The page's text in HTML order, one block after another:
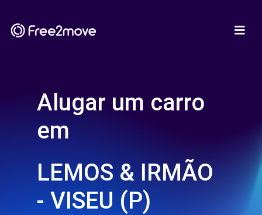
Alugar um carro
em
LEMOS & IRMÃO
- VISEU (P)